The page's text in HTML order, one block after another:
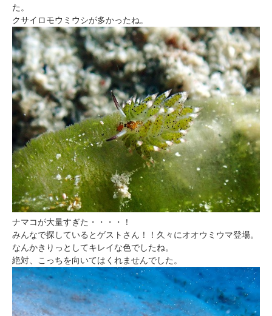
た。
クサイロモウミウシが多かったね。
ナマコが大量すぎた・・・・！
みんなで探しているとゲストさん！！久々にオオウミウマ登場。
なんかきりっとしてキレイな色でしたね。
絶対、こっちを向いてはくれませんでした。